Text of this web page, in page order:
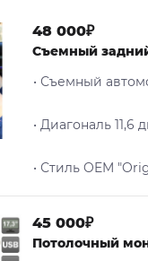
48 000₽
Cъемный
• Съемный
• Диагональ 11,6
• Стиль OEM
45 000₽
Потолочный